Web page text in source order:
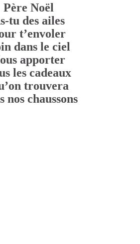
Père Noël
tu des ailes
t’envoler
dans le ciel
apporter
les cadeaux
trouvera
nos chaussons